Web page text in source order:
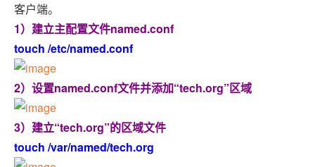
客户端。
1）建立主配置文件named.conf
touch /etc/named.conf
2）设置named.conf文件并添加“tech.org”区域
3）建立“tech.org”的区域文件
touch /var/named/tech.org